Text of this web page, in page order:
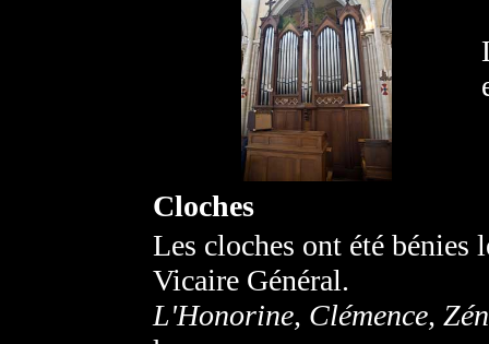
Cloches
Les cloches ont été bénies
Vicaire Général.
L'Honorine, Clémence,